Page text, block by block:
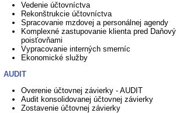
Vedenie účtovníctva
Rekonštrukcie účtovníctva
Spracovanie mzdovej a personálnej agendy
Komplexné zastupovanie klienta pred
poisťovňami
Vypracovanie interných smerníc
Ekonomické služby
AUDIT
Overenie účtovnej závierky - AUDIT
Audit konsolidovanej účtovnej závierky
Zostavenie účtovnej závierky